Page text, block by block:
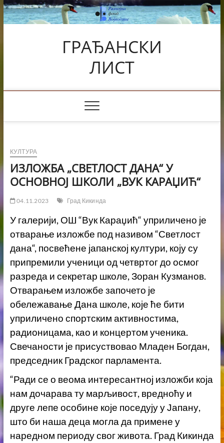
Skip
to
content
ГРАЂАНСКИ
ЛИСТ
КУЛТУРА
ИЗЛОЖБА „СВЕТЛОСТ ДАНА“ У
ОСНОВНОЈ ШКОЛИ „ВУК КАРАЏИЋ“
04.11.2023 Град Кикинда
У галерији, ОШ “Вук Караџић“ уприличено је
отварање изложбе под називом “Светлост
дана“, посвећене јапанској култури, коју су
припремили ученици од четвртог до осмог
разреда и секретар школе, Зоран Кузманов.
Отварањем изложбе започето је
обележавање Дана школе, које ће бити
уприличено спортским активностима,
радионицама, као и концертом ученика.
Свечаности је присуствовао Младен Богдан,
председник Градског парламента.
“Ради се о веома интересантној изложби која
нам дочарава ту марљивост, вредноћу и
друге лепе особине које поседују у Јапану,
што би наша деца могла да примене у
наредном периоду свог живота. Град Кикинда